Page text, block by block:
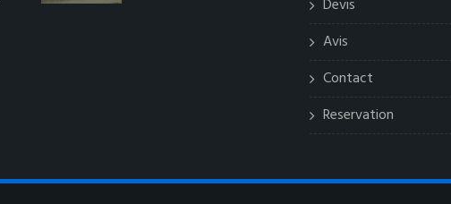
Devis
Avis
Contact
Reservation